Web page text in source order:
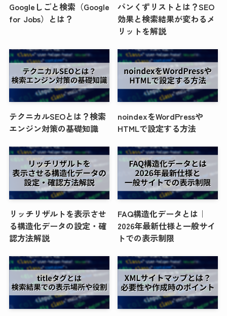
Googleしごと検索（Google
for Jobs）とは？
パンくずリストとは？SEO
効果と検索結果が変わるメ
リットを解説
テクニカルSEOとは？検索
エンジン対策の基礎知識
noindexをWordPressや
HTMLで設定する方法
リッチリザルトを表示させ
る構造化データの設定・確
認方法解説
FAQ構造化データとは｜
2026年最新仕様と一般サイ
トでの表示制限